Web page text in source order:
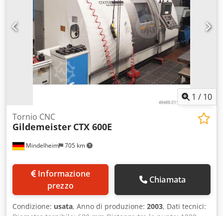
1 / 10
Mindelheim 705 km
Tornio CNC
Gildemeister CTX 600E
prezzo
Chiamata
Condizione: usata, Anno di produzione: 2003, Dati tecnici: